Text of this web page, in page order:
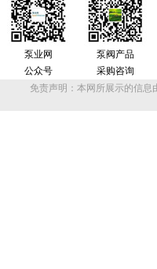
泵业网
公众号
泵阀产品
采购咨询
免责声明：本网所展示的信